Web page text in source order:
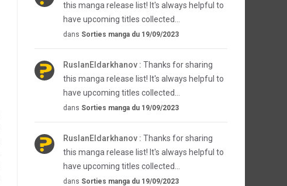
this manga release list! It's always helpful to
have upcoming titles collected...
dans Sorties manga du 19/09/2023
RuslanEldarkhanov : Thanks for sharing
this manga release list! It's always helpful to
have upcoming titles collected...
dans Sorties manga du 19/09/2023
RuslanEldarkhanov : Thanks for sharing
this manga release list! It's always helpful to
have upcoming titles collected...
dans Sorties manga du 19/09/2023